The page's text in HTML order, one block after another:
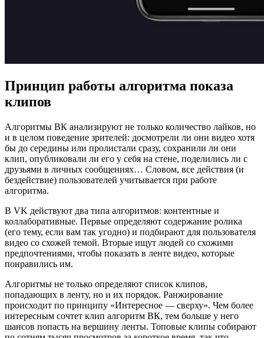
Принцип работы алгоритма показа
клипов
Алгоритмы ВК анализируют не только количество лайков, но
и в целом поведение зрителей: досмотрели ли они видео хотя
бы до середины или пролистали сразу, сохранили ли они
клип, опубликовали ли его у себя на стене, поделились ли с
друзьями в личных сообщениях… Словом, все действия (и
бездействие) пользователей учитывается при работе
алгоритма.
В VK действуют два типа алгоритмов: контентные и
коллаборативные. Первые определяют содержание ролика
(его тему, если вам так угодно) и подбирают для пользователя
видео со схожей темой. Вторые ищут людей со схожими
предпочтениями, чтобы показать в ленте видео, которые
понравились им.
Алгоритмы не только определяют список клипов,
попадающих в ленту, но и их порядок. Ранжирование
происходит по принципу «Интересное — сверху». Чем более
интересным сочтет клип алгоритм ВК, тем больше у него
шансов попасть на вершину ленты. Топовые клипы собирают